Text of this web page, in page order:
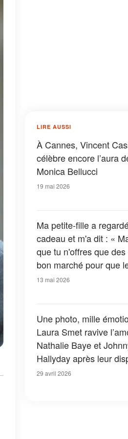
LIRE AUSSI
À Cannes, Vincent
célèbre encore l’aura
Monica Bellucci
19 mai 2026
Ma petite-fille a
cadeau et m'a dit : «
que tu n'offres que
bon marché pour que
aient pitié de toi » – J'ai
13 mai 2026
Une photo, mille
Laura Smet ravive
Nathalie Baye et
Hallyday après leur
29 avril 2026